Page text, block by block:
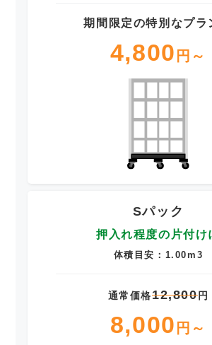
期間限定の特別なプラ
4,800 円～
Sパック
押入れ程度の片付け
体積目安：1.00m3
通常価格12,800円
8,000 円～